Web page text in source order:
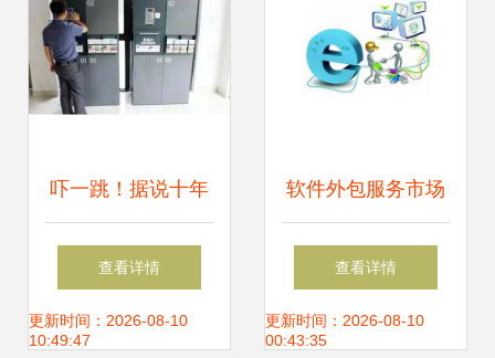
卫视谈发展之路，
全面问诊长三角软
验力促成中国的“金
氏神话”之路并非道
阻等式的力量诠释
吓一跳！据说十年
后中国的房子将是
这样——未来居住
查看详情
更新时间：2026-08-10
10:49:47
软件外包服务市场
持续升温，数字经
济转型催生新机遇
查看详情
更新时间：2026-08-10
00:43:35